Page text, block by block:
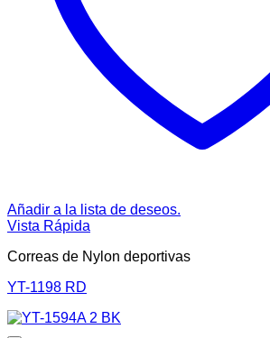
Añadir a la lista de deseos.
Vista Rápida
Correas de Nylon deportivas
YT-1198 RD